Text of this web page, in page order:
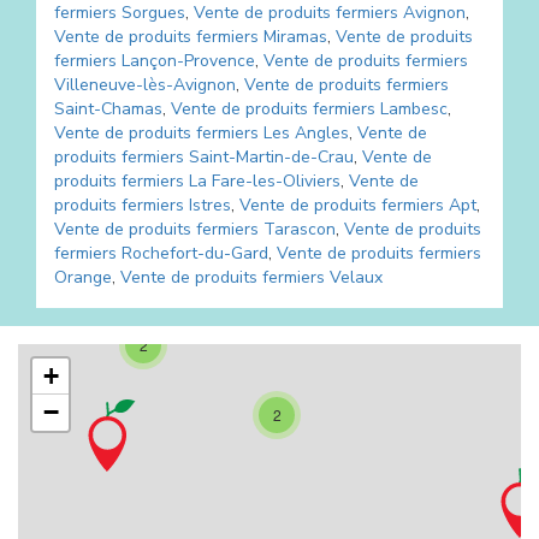
fermiers Sorgues, Vente de produits fermiers Avignon,
Vente de produits fermiers Miramas, Vente de produits
fermiers Lançon-Provence, Vente de produits fermiers
Villeneuve-lès-Avignon, Vente de produits fermiers
Saint-Chamas, Vente de produits fermiers Lambesc,
Vente de produits fermiers Les Angles, Vente de
produits fermiers Saint-Martin-de-Crau, Vente de
produits fermiers La Fare-les-Oliviers, Vente de
produits fermiers Istres, Vente de produits fermiers Apt,
Vente de produits fermiers Tarascon, Vente de produits
fermiers Rochefort-du-Gard, Vente de produits fermiers
Orange, Vente de produits fermiers Velaux
2
2
+
−